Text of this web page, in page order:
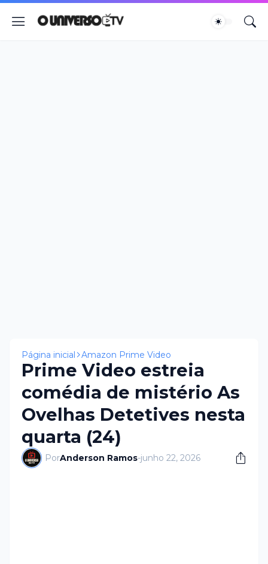
Página inicial Amazon Prime Video
Prime Video estreia
comédia de mistério As
Ovelhas Detetives nesta
quarta (24)
PorAnderson Ramos-junho 22, 2026